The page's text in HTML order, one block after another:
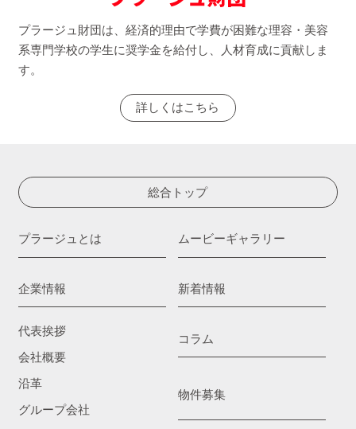
プラージュ財団は、経済的理由で学費が困難な理容・美容
系専門学校の学生に奨学金を給付し、人材育成に貢献しま
す。
詳しくはこちら
総合トップ
プラージュとは
企業情報
代表挨拶
会社概要
沿革
グループ会社
ムービーギャラリー
新着情報
コラム
物件募集